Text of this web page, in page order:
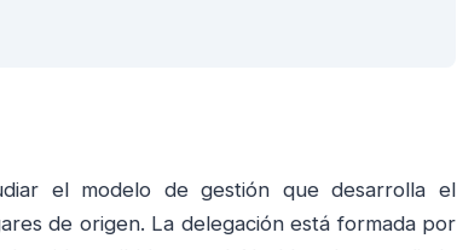
el modelo de gestión que desarrolla el
de origen. La delegación está formada por